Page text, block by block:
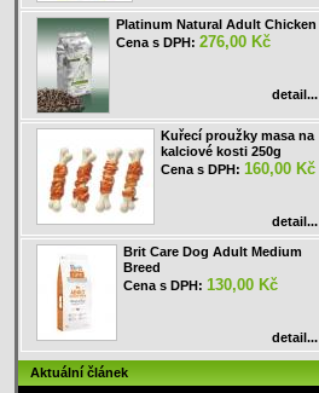
Platinum Natural Adult Chicken
Cena s DPH: 276,00 Kč
detail...
Kuřecí proužky masa na
kalciové kosti 250g
Cena s DPH: 160,00 Kč
detail...
Brit Care Dog Adult Medium
Breed
Cena s DPH: 130,00 Kč
detail...
Aktuální článek